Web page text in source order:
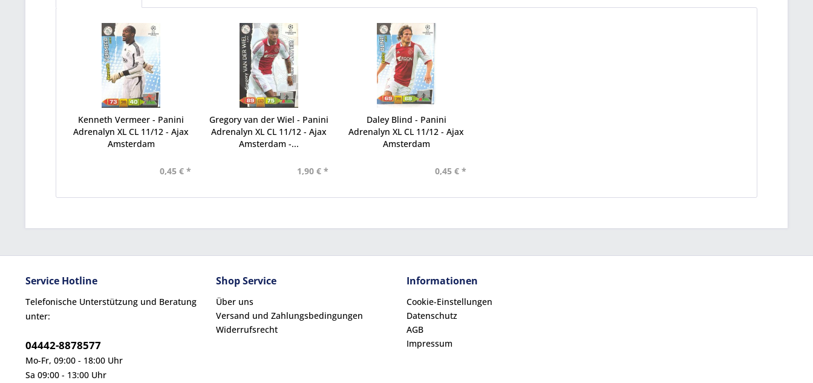
Kenneth Vermeer - Panini
Adrenalyn XL CL 11/12 - Ajax
Amsterdam
0,45 € *
Gregory van der Wiel - Panini
Adrenalyn XL CL 11/12 - Ajax
Amsterdam -...
1,90 € *
Daley Blind - Panini
Adrenalyn XL CL 11/12 - Ajax
Amsterdam
0,45 € *
Service Hotline
Telefonische Unterstützung und Beratung
unter:
04442-8878577
Mo-Fr, 09:00 - 18:00 Uhr
Sa 09:00 - 13:00 Uhr
Shop Service
Über uns
Versand und Zahlungsbedingungen
Widerrufsrecht
Informationen
Cookie-Einstellungen
Datenschutz
AGB
Impressum